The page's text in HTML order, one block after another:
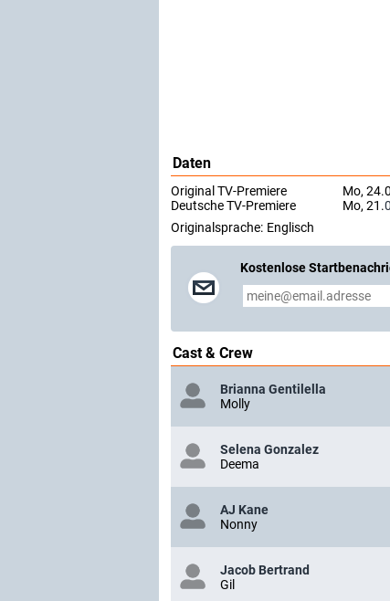
Daten
Original TV-Premiere
Mo,
Deutsche TV-Premiere
Mo, 21.
Originalsprache: Englisch
Kostenlose
Cast & Crew
Brianna Gentilella
Molly
Selena Gonzalez
Deema
AJ Kane
Nonny
Jacob Bertrand
Gil